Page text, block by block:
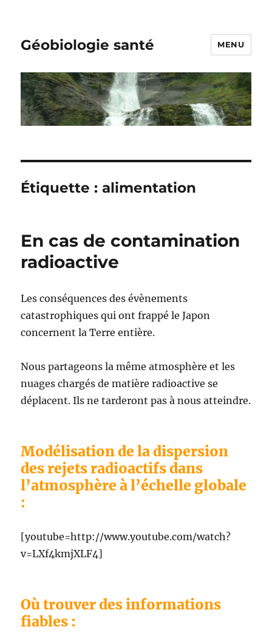
Géobiologie santé MENU
Étiquette :alimentation
En cas de contamination
radioactive
Les conséquences des évènements
catastrophiques qui ont frappé le Japon
concernent la Terre entière.
Nous partageons la même atmosphère et les
nuages chargés de matière radioactive se
déplacent. Ils ne tarderont pas à nous atteindre.
Modélisation de la dispersion
des rejets radioactifs dans
l’atmosphère à l’échelle globale
:
[youtube=http://www.youtube.com/watch?
v=LXf4kmjXLF4]
Où trouver des informations
fiables :